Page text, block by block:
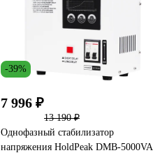
-39%
7 996 ₽
13 190 ₽
Однофазный стабилизатор
напряжения HoldPeak DMB-5000VA